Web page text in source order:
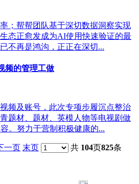
；帮帮团队基于深切数据洞察实现
态正愈发成为AI使用快速验证的最
不再是鸿沟，正正在深切...
频的管理工做
频及账号，此次专项步履沉点整治
题材、题材、英模人物等电视剧做
。努力于营制积极健康的...
一页 末页 共 104页825条